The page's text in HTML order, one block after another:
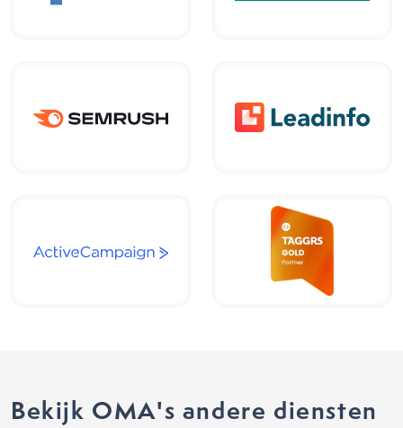
Bekijk OMA's andere diensten